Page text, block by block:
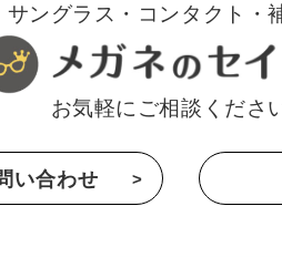
サングラス・コンタクト・
お気軽にご相談くださ
い合わせ